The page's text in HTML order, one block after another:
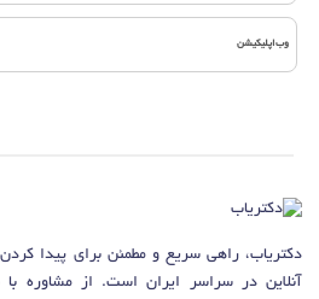
وب‌اپلیکیشن
دکتریاب، راهی سریع و مطمئن برای پیدا
آنلاین در سراسر ایران است. از مشاوره